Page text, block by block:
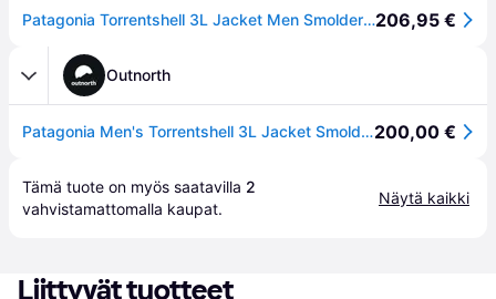
Patagonia Torrentshell 3L Jacket Men Smolder Blue - L206,95 €
Outnorth
Patagonia Men's Torrentshell 3L Jacket Smolder Blue - Smolder Blue M200,00 €
Tämä tuote on myös saatavilla 2
vahvistamattomalla kaupat.
Näytä kaikki
Liittyvät tuotteet